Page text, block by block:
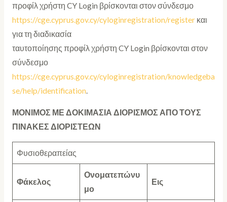
προφίλ χρήστη CY Login βρίσκονται στον σύνδεσμο
https://cge.cyprus.gov.cy/cyloginregistration/registerκαι
για τη διαδικασία
ταυτοποίησης προφίλ χρήστη CY Login βρίσκονται στον
σύνδεσμο
https://cge.cyprus.gov.cy/cyloginregistration/knowledgeba
se/help/identification.
ΜΟΝΙΜΟΣ ΜΕ ΔΟΚΙΜΑΣΙΑ ΔΙΟΡΙΣΜΟΣ ΑΠΟ ΤΟΥΣ
ΠΙΝΑΚΕΣ ΔΙΟΡΙΣΤΕΩΝ
Φυσιοθεραπείας
Φάκελος
Ονοματεπώνυ
μο
Εις